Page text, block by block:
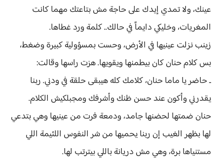
عينك، ولا تمدي إيدك على حاجة مش بتاعتك مهما كانت
المغريات، وخليكي دايماً في حالك.. كلمة ورد غطاها.
زينب نزلت عينيها في الأرض، وحست بمسؤولية كبيرة وضغط،
بس كلام حنان كان بيطمنها ويقويها. هزت راسها وقالت:
ـ حاضر يا ماما حنان، كلامك كله هيبقى حلقة في ودني. ربنا
يقدرني وأكون عند حسن ظنك وأشرفك ومجبلكيش الكلام.
حنان ضمتها لحضنها جامد، ودمعة فرت من عينيها وهي بتدعي
لها بظهر الغيب إن ربنا يحميها من شر النفوس اللئيمة اللي
مستنياها برة، وهي مش دريانة باللي بيترتب لها.